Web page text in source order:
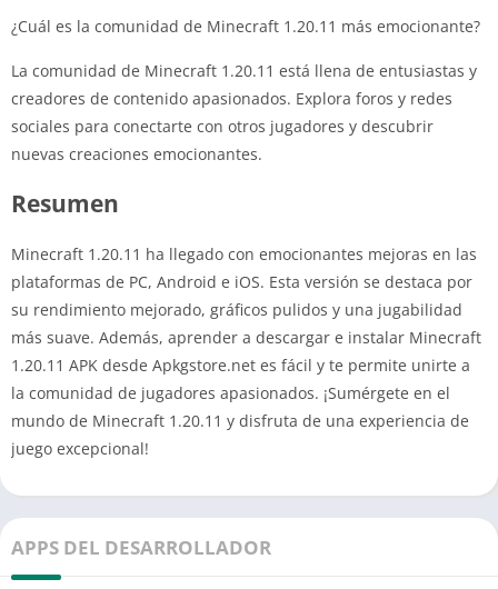
¿Cuál es la comunidad de Minecraft 1.20.11 más emocionante?
La comunidad de Minecraft 1.20.11 está llena de entusiastas y
creadores de contenido apasionados. Explora foros y redes
sociales para conectarte con otros jugadores y descubrir
nuevas creaciones emocionantes.
Resumen
Minecraft 1.20.11 ha llegado con emocionantes mejoras en las
plataformas de PC, Android e iOS. Esta versión se destaca por
su rendimiento mejorado, gráficos pulidos y una jugabilidad
más suave. Además, aprender a descargar e instalar Minecraft
1.20.11 APK desde Apkgstore.net es fácil y te permite unirte a
la comunidad de jugadores apasionados. ¡Sumérgete en el
mundo de Minecraft 1.20.11 y disfruta de una experiencia de
juego excepcional!
APPS DEL DESARROLLADOR